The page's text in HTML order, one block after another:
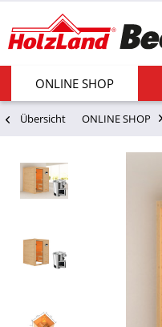
ONLINE SHOP
Übersicht ONLINE SHOP